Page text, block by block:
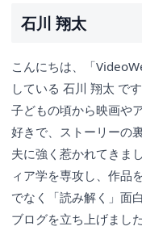
石川 翔太
こんにちは、「
している 石川 翔太 です
子どもの頃から映画や
好きで、ストーリーの
夫に強く惹かれてきま
ィア学を専攻し、作品
でなく「読み解く」面
ブログを立ち上げました